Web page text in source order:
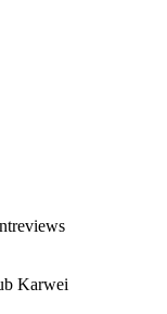
Karwei